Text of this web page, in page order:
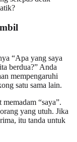
“Apa yang saya
berdua?” Anda
mempengaruhi
satu sama lain.
“saya”.
yang utuh. Jika
itu tanda untuk